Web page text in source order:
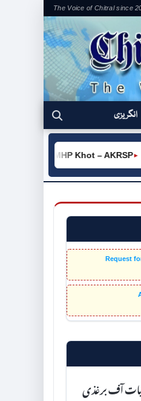
The Voice of Chitral since
انگریزی
►
– MHP Khot – AKRSP
Request
آف برغذی